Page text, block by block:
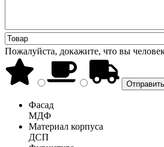
Пожалуйста, докажите, что вы
Фасад
МДФ
Материал корпуса
ДСП